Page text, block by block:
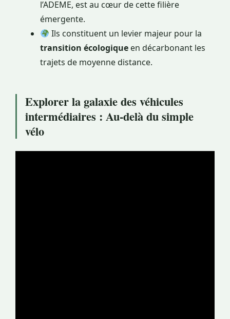
l’ADEME, est au cœur de cette filière
émergente.
Ils constituent un levier majeur pour la
transition écologique en décarbonant les
trajets de moyenne distance.
Explorer la galaxie des véhicules
intermédiaires : Au-delà du simple
vélo